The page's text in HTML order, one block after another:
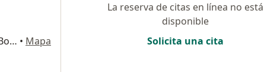
Avenida Joseph Thompson, 140, San Borja • Mapa
La reserva de citas en línea no está
disponible
Solicita una cita